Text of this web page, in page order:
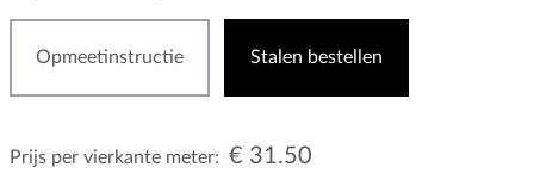
Opmeetinstructie Stalen bestellen
Prijs per vierkante meter: € 31.50